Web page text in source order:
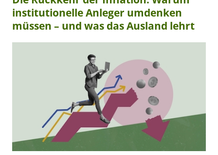
institutionelle Anleger umdenken
müssen – und was das Ausland lehrt